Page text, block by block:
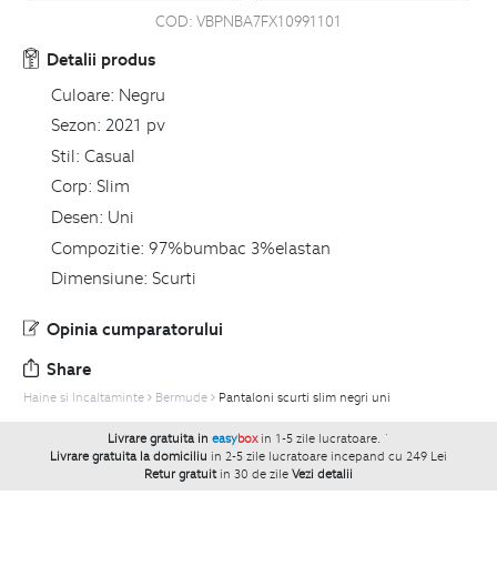
COD: VBPNBA7FX10991101
Detalii produs
Culoare: Negru
Sezon: 2021 pv
Stil: Casual
Corp: Slim
Desen: Uni
Compozitie: 97%bumbac 3%elastan
Dimensiune: Scurti
Opinia cumparatorului
Share
Haine si Incaltaminte Bermude Pantaloni scurti slim negri uni
Livrare gratuita in easybox in 1-5 zile lucratoare. `
Livrare gratuita la domiciliu in 2-5 zile lucratoare incepand cu 249 Lei
Retur gratuit in 30 de zile Vezi detalii